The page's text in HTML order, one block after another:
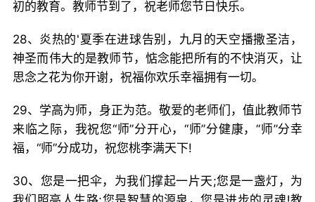
初的教育。教师节到了，祝老师您节日快乐。
28、炎热的'夏季在进球告别，九月的天空播撒圣洁，
神圣而伟大的是教师节，惦念能把所有的不快消灭，让
思念之花为你开谢，祝福你欢乐幸福拥有一切。
29、学高为师，身正为范。敬爱的老师们，值此教师节
来临之际，我祝您“师”分开心，“师”分健康，“师”分幸
福，“师”分成功，祝您桃李满天下!
30、您是一把伞，为我们撑起一片天;您是一盏灯，为